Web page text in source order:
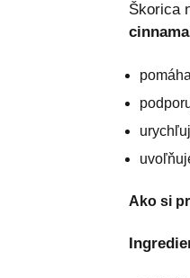
Škorica
Ako si